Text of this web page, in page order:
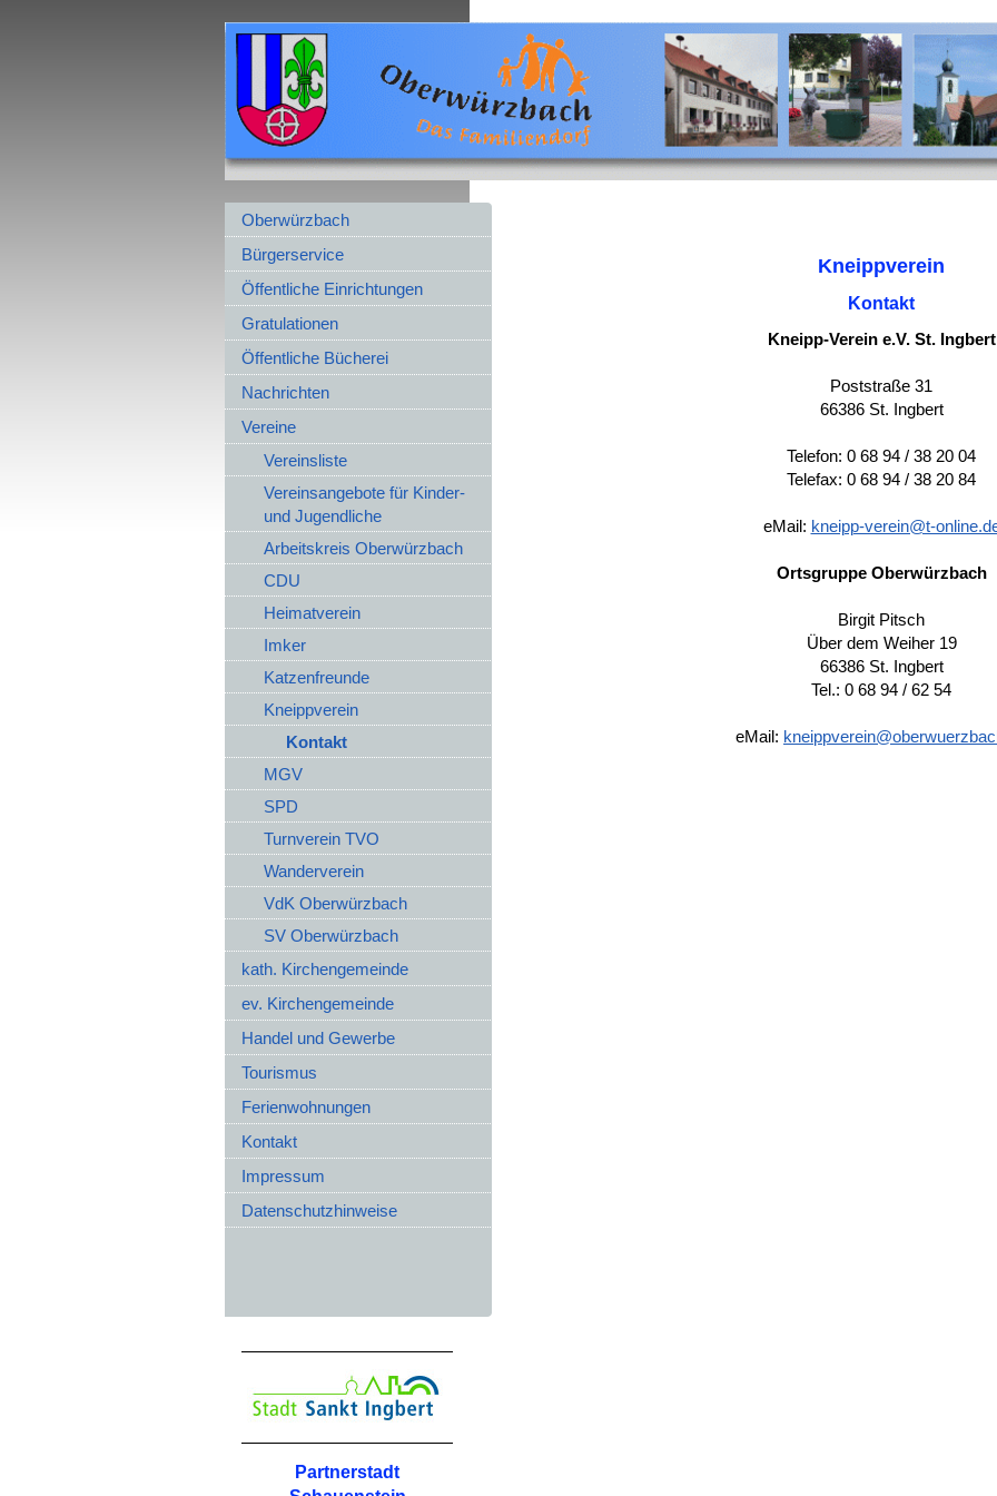
Kneippverein
Kontakt
Kneipp-Verein e.V. St. Ingbert
Poststraße 31
66386 St. Ingbert
Telefon: 0 68 94 / 38 20 04
Telefax: 0 68 94 / 38 20 84
eMail: kneipp-verein@t-
Ortsgruppe Oberwürzbach
Birgit Pitsch
Über dem Weiher 19
66386 St. Ingbert
Tel.: 0 68 94 / 62 54
eMail:
Oberwürzbach
Bürgerservice
Öffentliche Einrichtungen
Gratulationen
Öffentliche Bücherei
Nachrichten
Vereine
Vereinsliste
Vereinsangebote für Kinder-
und Jugendliche
Arbeitskreis Oberwürzbach
CDU
Heimatverein
Imker
Katzenfreunde
Kneippverein
Kontakt
MGV
SPD
Turnverein TVO
Wanderverein
VdK Oberwürzbach
SV Oberwürzbach
kath. Kirchengemeinde
ev. Kirchengemeinde
Handel und Gewerbe
Tourismus
Ferienwohnungen
Kontakt
Impressum
Datenschutzhinweise
Partnerstadt